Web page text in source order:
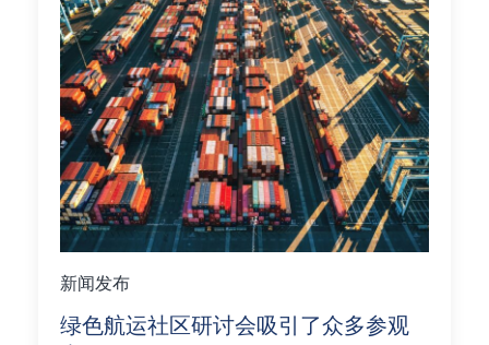
新闻发布
绿色航运社区研讨会吸引了众多参观